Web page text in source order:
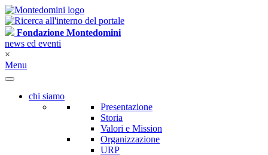
Fondazione Montedomini
news ed eventi
×
Menu
chi siamo
Presentazione
Storia
Valori e Mission
Organizzazione
URP